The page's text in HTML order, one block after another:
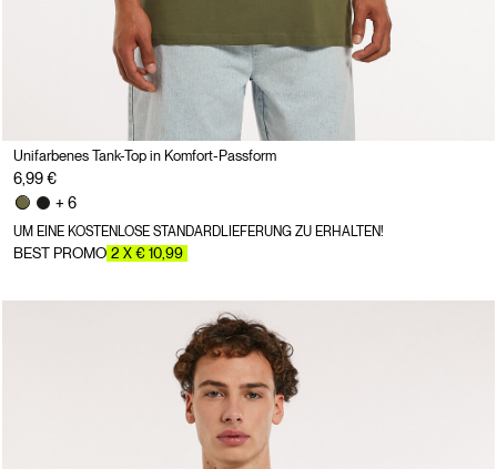
Unifarbenes Tank-Top in Komfort-Passform
6,99 €
+ 6
UM EINE KOSTENLOSE STANDARDLIEFERUNG ZU ERHALTEN!
BEST PROMO 2 X € 10,99